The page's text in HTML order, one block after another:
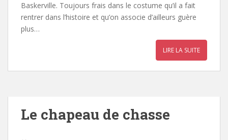
Baskerville. Toujours frais dans le costume qu’il a fait
rentrer dans l’histoire et qu’on associe d’ailleurs guère
plus…
LIRE LA SUITE
Le chapeau de chasse